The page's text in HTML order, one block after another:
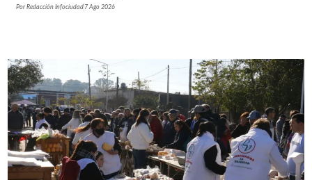
PorRedacción Infociudad 7 Ago 2026